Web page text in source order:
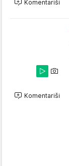
Komentariši
Komentariši